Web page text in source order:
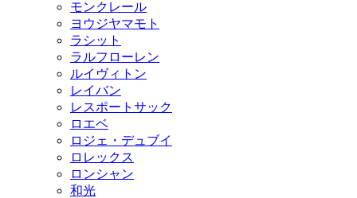
モンクレール
ヨウジヤマモト
ラシット
ラルフローレン
ルイヴィトン
レイバン
レスポートサック
ロエベ
ロジェ・デュブイ
ロレックス
ロンシャン
和光